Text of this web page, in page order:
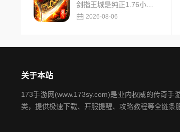
剑指王城是纯正1.76小极品三职业复古传奇手游，永久内置3折福利，完美复刻原版玛法画面与经典玩法！每日免费送...
2026-08-06
关于本站
173手游网(www.173sy.com)是业内权威的传奇
类，提供极速下载、开服提醒、攻略教程等全链条